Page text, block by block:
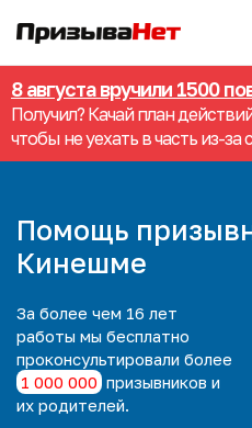
8 августа вручили 1500
Получил? Качай план
чтобы не уехать в часть из-
Помощь
Кинешме
За более чем 16 лет
работы мы бесплатно
проконсультировали более
1 000 000 призывников и
их родителей.